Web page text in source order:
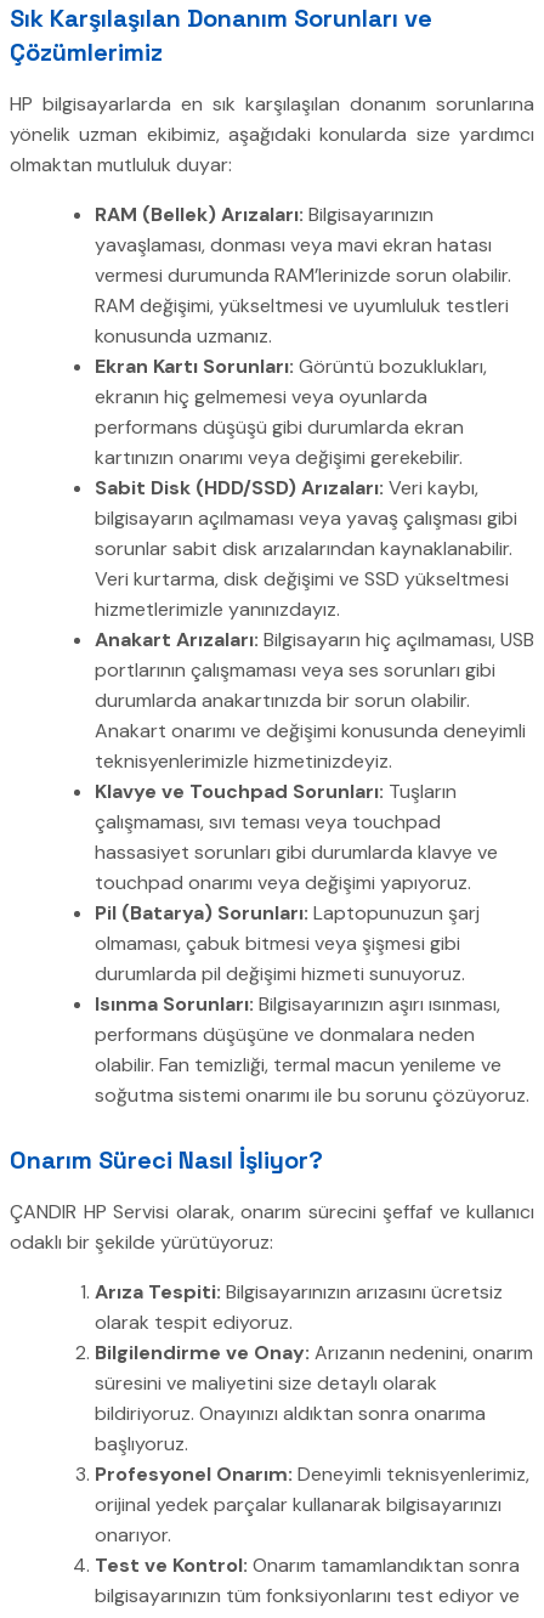
Sık Karşılaşılan Donanım Sorunları ve
Çözümlerimiz
HP bilgisayarlarda en sık karşılaşılan donanım sorunlarına
yönelik uzman ekibimiz, aşağıdaki konularda size yardımcı
olmaktan mutluluk duyar:
RAM (Bellek) Arızaları: Bilgisayarınızın
yavaşlaması, donması veya mavi ekran hatası
vermesi durumunda RAM’lerinizde sorun olabilir.
RAM değişimi, yükseltmesi ve uyumluluk testleri
konusunda uzmanız.
Ekran Kartı Sorunları: Görüntü bozuklukları,
ekranın hiç gelmemesi veya oyunlarda
performans düşüşü gibi durumlarda ekran
kartınızın onarımı veya değişimi gerekebilir.
Sabit Disk (HDD/SSD) Arızaları: Veri kaybı,
bilgisayarın açılmaması veya yavaş çalışması gibi
sorunlar sabit disk arızalarından kaynaklanabilir.
Veri kurtarma, disk değişimi ve SSD yükseltmesi
hizmetlerimizle yanınızdayız.
Anakart Arızaları: Bilgisayarın hiç açılmaması, USB
portlarının çalışmaması veya ses sorunları gibi
durumlarda anakartınızda bir sorun olabilir.
Anakart onarımı ve değişimi konusunda deneyimli
teknisyenlerimizle hizmetinizdeyiz.
Klavye ve Touchpad Sorunları: Tuşların
çalışmaması, sıvı teması veya touchpad
hassasiyet sorunları gibi durumlarda klavye ve
touchpad onarımı veya değişimi yapıyoruz.
Pil (Batarya) Sorunları: Laptopunuzun şarj
olmaması, çabuk bitmesi veya şişmesi gibi
durumlarda pil değişimi hizmeti sunuyoruz.
Isınma Sorunları: Bilgisayarınızın aşırı ısınması,
performans düşüşüne ve donmalara neden
olabilir. Fan temizliği, termal macun yenileme ve
soğutma sistemi onarımı ile bu sorunu çözüyoruz.
Onarım Süreci Nasıl İşliyor?
ÇANDIR HP Servisi olarak, onarım sürecini şeffaf ve kullanıcı
odaklı bir şekilde yürütüyoruz:
Arıza Tespiti: Bilgisayarınızın arızasını ücretsiz
olarak tespit ediyoruz.
Bilgilendirme ve Onay: Arızanın nedenini, onarım
süresini ve maliyetini size detaylı olarak
bildiriyoruz. Onayınızı aldıktan sonra onarıma
başlıyoruz.
Profesyonel Onarım: Deneyimli teknisyenlerimiz,
orijinal yedek parçalar kullanarak bilgisayarınızı
onarıyor.
Test ve Kontrol: Onarım tamamlandıktan sonra
bilgisayarınızın tüm fonksiyonlarını test ediyor ve